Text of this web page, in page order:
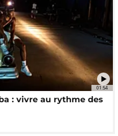
01:54
: vivre au rythme des